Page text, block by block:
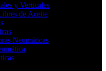
y Verticales
de Aceite
Neumáticas